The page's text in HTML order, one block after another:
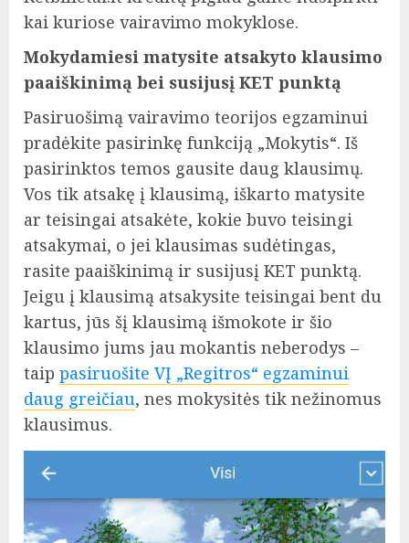
kai kuriose vairavimo mokyklose.
Mokydamiesi matysite atsakyto klausimo
paaiškinimą bei susijusį KET punktą
Pasiruošimą vairavimo teorijos egzaminui
pradėkite pasirinkę funkciją „Mokytis“. Iš
pasirinktos temos gausite daug klausimų.
Vos tik atsakę į klausimą, iškarto matysite
ar teisingai atsakėte, kokie buvo teisingi
atsakymai, o jei klausimas sudėtingas,
rasite paaiškinimą ir susijusį KET punktą.
Jeigu į klausimą atsakysite teisingai bent du
kartus, jūs šį klausimą išmokote ir šio
klausimo jums jau mokantis neberodys –
taip pasiruošite VĮ „Regitros“ egzaminui
daug greičiau, nes mokysitės tik nežinomus
klausimus.